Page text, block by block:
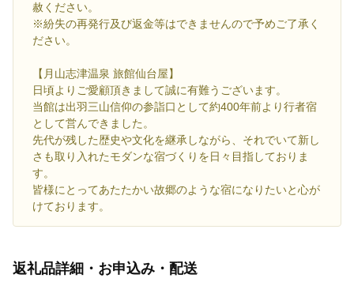
赦ください。
※紛失の再発行及び返金等はできませんので予めご了承く
ださい。
【月山志津温泉 旅館仙台屋】
日頃よりご愛顧頂きまして誠に有難うございます。
当館は出羽三山信仰の参詣口として約400年前より行者宿
として営んできました。
先代が残した歴史や文化を継承しながら、それでいて新し
さも取り入れたモダンな宿づくりを日々目指しておりま
す。
皆様にとってあたたかい故郷のような宿になりたいと心が
けております。
返礼品詳細・お申込み・配送